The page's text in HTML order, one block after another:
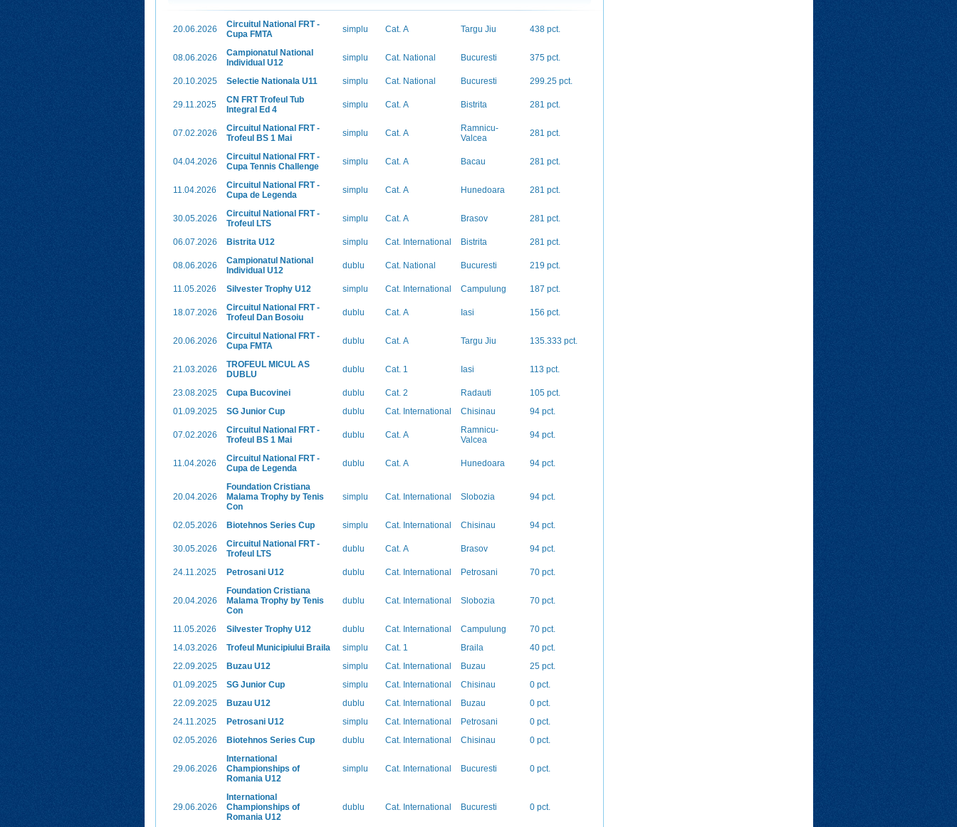
20.06.2026
Circuitul National FRT -
Cupa FMTA
simplu Cat. A Targu Jiu 438 pct.
08.06.2026
Campionatul National
Individual U12
simplu Cat. National Bucuresti 375 pct.
20.10.2025 Selectie Nationala U11 simplu Cat. National Bucuresti 299.25 pct.
29.11.2025
CN FRT Trofeul Tub
Integral Ed 4
simplu Cat. A Bistrita 281 pct.
07.02.2026
Circuitul National FRT -
Trofeul BS 1 Mai
simplu Cat. A
Ramnicu-
Valcea
281 pct.
04.04.2026
Circuitul National FRT -
Cupa Tennis Challenge
simplu Cat. A Bacau 281 pct.
11.04.2026
Circuitul National FRT -
Cupa de Legenda
simplu Cat. A Hunedoara 281 pct.
30.05.2026
Circuitul National FRT -
Trofeul LTS
simplu Cat. A Brasov 281 pct.
06.07.2026 Bistrita U12 simplu Cat. International Bistrita 281 pct.
08.06.2026
Campionatul National
Individual U12
dublu Cat. National Bucuresti 219 pct.
11.05.2026 Silvester Trophy U12 simplu Cat. International Campulung 187 pct.
18.07.2026
Circuitul National FRT -
Trofeul Dan Bosoiu
dublu Cat. A Iasi 156 pct.
20.06.2026
Circuitul National FRT -
Cupa FMTA
dublu Cat. A Targu Jiu 135.333 pct.
21.03.2026
TROFEUL MICUL AS
DUBLU
dublu Cat. 1 Iasi 113 pct.
23.08.2025 Cupa Bucovinei dublu Cat. 2 Radauti
105 pct.
01.09.2025
SG Junior Cup dublu Cat. International Chisinau 94 pct.
07.02.2026
Circuitul National FRT -
Trofeul BS 1 Mai
dublu Cat. A
Ramnicu-
Valcea
94 pct.
11.04.2026
Circuitul National FRT -
Cupa de Legenda
dublu Cat. A Hunedoara 94 pct.
20.04.2026
Foundation Cristiana
Malama Trophy by Tenis
Con
simplu Cat. International Slobozia 94 pct.
02.05.2026 Biotehnos Series Cup simplu Cat. International Chisinau 94 pct.
30.05.2026
Circuitul National FRT -
Trofeul LTS
dublu Cat. A Brasov 94 pct.
24.11.2025 Petrosani U12 dublu Cat. International Petrosani 70 pct.
20.04.2026
Foundation Cristiana
Malama Trophy by Tenis
Con
dublu Cat. International Slobozia 70 pct.
11.05.2026 Silvester Trophy U12 dublu Cat. International Campulung
70 pct.
14.03.2026
Trofeul Municipiului Braila simplu Cat. 1 Braila
40 pct.
22.09.2025
Buzau U12 simplu Cat. International Buzau
25 pct.
01.09.2025
SG Junior Cup simplu Cat. International Chisinau
0 pct.
22.09.2025
Buzau U12 dublu Cat. International Buzau
0 pct.
24.11.2025
Petrosani U12 simplu Cat. International Petrosani
0 pct.
02.05.2026
Biotehnos Series Cup dublu Cat. International Chisinau 0 pct.
29.06.2026
International
Championships of
Romania U12
simplu Cat. International Bucuresti 0 pct.
29.06.2026
International
Championships of
Romania U12
dublu Cat. International Bucuresti 0 pct.